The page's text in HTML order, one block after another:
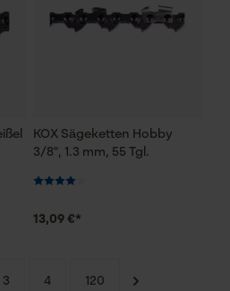
KOX Sägeketten Hobby
3/8", 1.3 mm, 55 Tgl.
13,09 €*
3 4 120
Advertising Universal
Tracking
Pixel